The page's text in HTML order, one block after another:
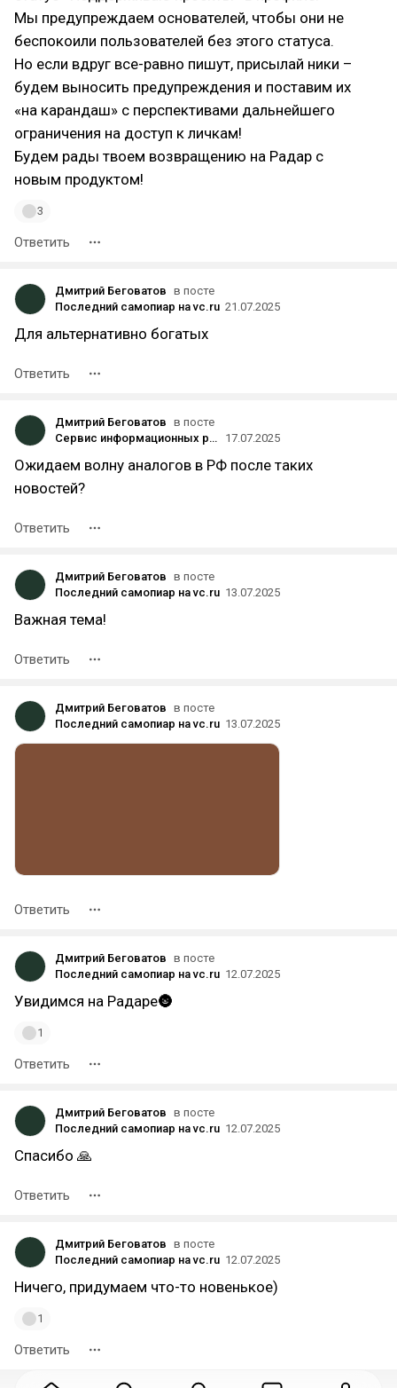
Мы предупреждаем основателей, чтобы они не
беспокоили пользователей без этого статуса.
Но если вдруг все-равно пишут, присылай ники –
будем выносить предупреждения и поставим их
«на карандаш» с перспективами дальнейшего
ограничения на доступ к личкам!
Будем рады твоем возвращению на Радар с
новым продуктом!
3
Ответить
Дмитрий Беговатов в посте
Последний самопиар на vc.ru 21.07.2025
Для альтернативно богатых
Ответить
Дмитрий Беговатов в посте
Сервис информационных рассылок Substack привлёк $100 млн при оценке в $1,1 млрд — NYT
17.07.2025
Ожидаем волну аналогов в РФ после таких
новостей?
Ответить
Дмитрий Беговатов в посте
Последний самопиар на vc.ru 13.07.2025
Важная тема!
Ответить
Дмитрий Беговатов в посте
Последний самопиар на vc.ru 13.07.2025
Ответить
Дмитрий Беговатов в посте
Последний самопиар на vc.ru 12.07.2025
Увидимся на Радаре🌚
1
Ответить
Дмитрий Беговатов в посте
Последний самопиар на vc.ru 12.07.2025
Спасибо 🙏
Ответить
Дмитрий Беговатов в посте
Последний самопиар на vc.ru 12.07.2025
Ничего, придумаем что-то новенькое)
1
Ответить